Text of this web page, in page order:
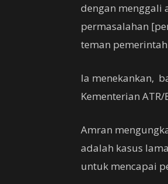
dengan menggali
permasalahan
teman
Ia menekankan,
Kementerian ATR/
Amran
adalah kasus
untuk mencapai